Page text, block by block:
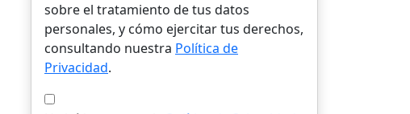
sobre el tratamiento de tus datos
personales, y cómo ejercitar tus derechos,
consultando nuestra Política de
Privacidad.